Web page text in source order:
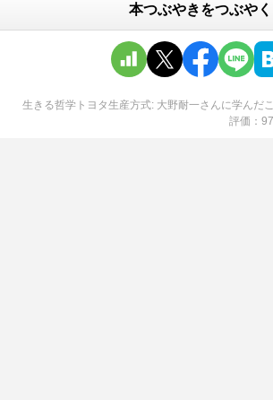
本つぶやきをつぶやく
生きる哲学トヨタ生産方式: 大野耐一さんに学んだ
評価
97